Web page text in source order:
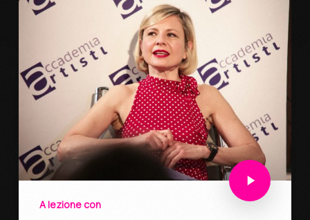
A lezione con